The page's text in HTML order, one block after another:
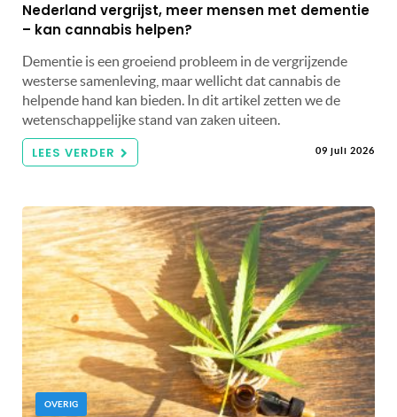
Nederland vergrijst, meer mensen met dementie
– kan cannabis helpen?
Dementie is een groeiend probleem in de vergrijzende
westerse samenleving, maar wellicht dat cannabis de
helpende hand kan bieden. In dit artikel zetten we de
wetenschappelijke stand van zaken uiteen.
LEES VERDER 09 juli 2026
OVERIG